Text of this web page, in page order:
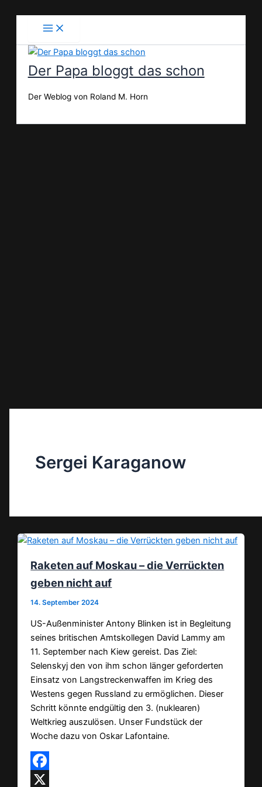
Der Papa bloggt das schon
Der Weblog von Roland M. Horn
Sergei Karaganow
Raketen auf Moskau – die Verrückten
geben nicht auf
14. September 2024
US-Außenminister Antony Blinken ist in Begleitung
seines britischen Amtskollegen David Lammy am
11. September nach Kiew gereist. Das Ziel:
Selenskyj den von ihm schon länger geforderten
Einsatz von Langstreckenwaffen im Krieg des
Westens gegen Russland zu ermöglichen. Dieser
Schritt könnte endgültig den 3. (nuklearen)
Weltkrieg auszulösen. Unser Fundstück der
Woche dazu von Oskar Lafontaine.
Facebook